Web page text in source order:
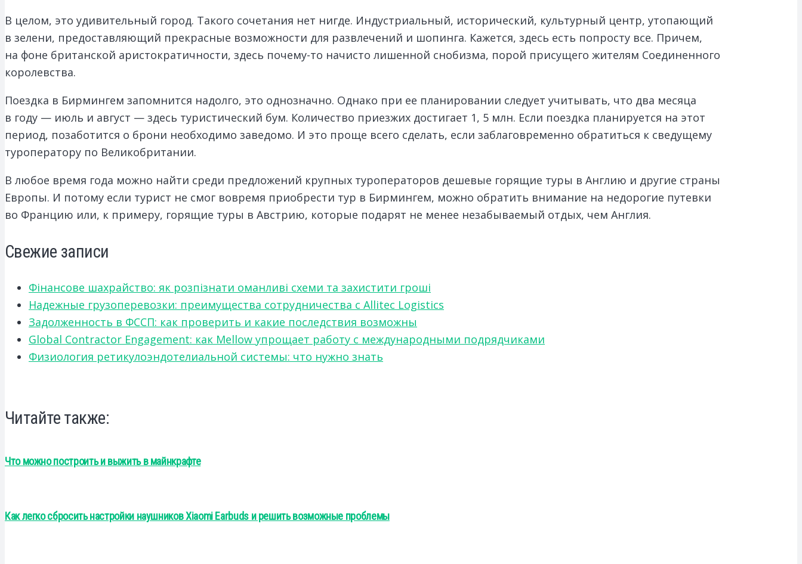
В целом, это удивительный город. Такого сочетания нет нигде. Индустриальный, исторический, культурный центр, утопающий
в зелени, предоставляющий прекрасные возможности для развлечений и шопинга. Кажется, здесь есть попросту все. Причем,
на фоне британской аристократичности, здесь почему-то начисто лишенной снобизма, порой присущего жителям Соединенного
королевства.
Поездка в Бирмингем запомнится надолго, это однозначно. Однако при ее планировании следует учитывать, что два месяца
в году — июль и август — здесь туристический бум. Количество приезжих достигает 1, 5 млн. Если поездка планируется на этот
период, позаботится о брони необходимо заведомо. И это проще всего сделать, если заблаговременно обратиться к сведущему
туроператору по Великобритании.
В любое время года можно найти среди предложений крупных туроператоров дешевые горящие туры в Англию и другие страны
Европы. И потому если турист не смог вовремя приобрести тур в Бирмингем, можно обратить внимание на недорогие путевки
во Францию или, к примеру, горящие туры в Австрию, которые подарят не менее незабываемый отдых, чем Англия.
Свежие записи
Фінансове шахрайство: як розпізнати оманливі схеми та захистити гроші
Надежные грузоперевозки: преимущества сотрудничества с Allitec Logistics
Задолженность в ФССП: как проверить и какие последствия возможны
Global Contractor Engagement: как Mellow упрощает работу с международными подрядчиками
Физиология ретикулоэндотелиальной системы: что нужно знать
Читайте также:
Что можно построить и выжить в майнкрафте
Как легко сбросить настройки наушников Xiaomi Earbuds и решить возможные проблемы